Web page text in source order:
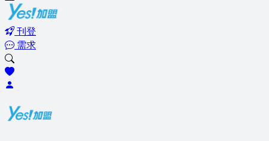
刊登
需求